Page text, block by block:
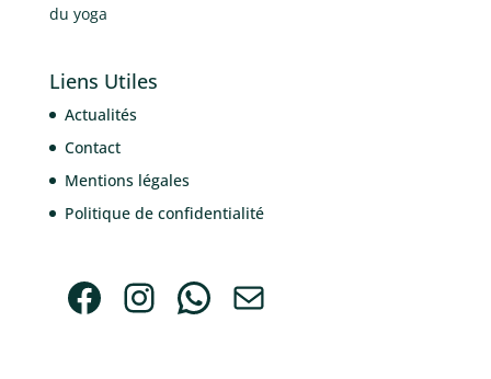
du yoga
Liens Utiles
Actualités
Contact
Mentions légales
Politique de confidentialité
Facebook
Instagram
WhatsApp
E-mail